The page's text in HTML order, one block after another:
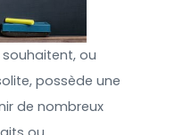
ou
possède une
de nombreux